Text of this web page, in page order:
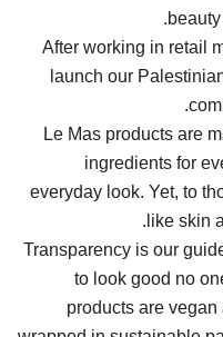
After working in retail
launch our
Le Mas products are
ingredients for
everyday look. Yet, to
like skin
Transparency is our
to look good no
products are